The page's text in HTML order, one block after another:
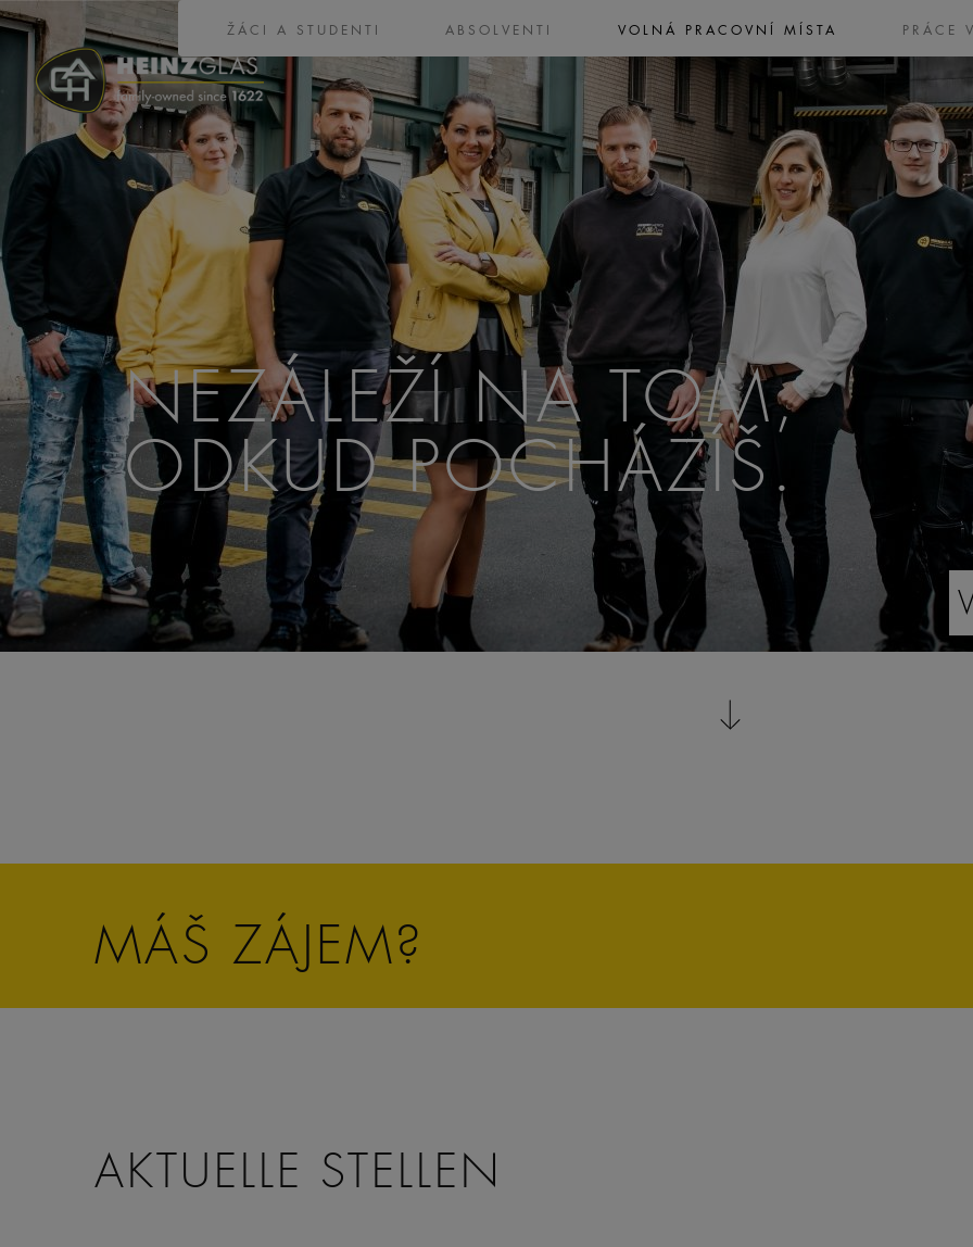
ŽÁCI A STUDENTI ABSOLVENTI VOLNÁ PRACOVNÍ MÍSTA PRÁCE
NEZÁLEŽÍ NA TOM,
ODKUD POCHÁZÍŠ.
MÁŠ ZÁJEM?
AKTUELLE STELLEN